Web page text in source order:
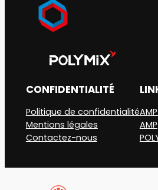
CONFIDENTIALITÉ
Politique de confidentialité
Mentions légales
Contactez-nous
AMP